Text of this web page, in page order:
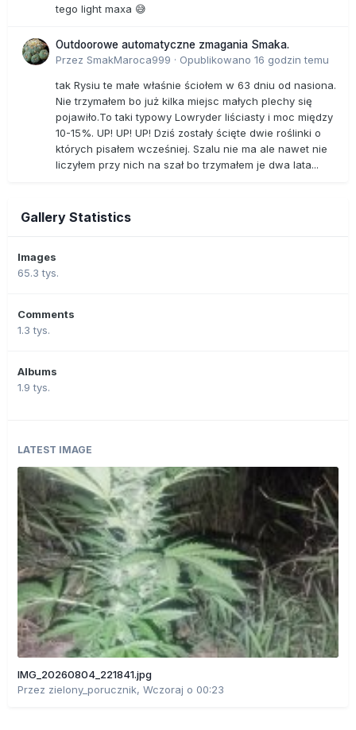
tego light maxa 😅
Outdoorowe automatyczne zmagania Smaka.
Przez SmakMaroca999 · Opublikowano 16 godzin temu
tak Rysiu te małe właśnie ściołem w 63 dniu od nasiona.
Nie trzymałem bo już kilka miejsc małych plechy się
pojawiło.To taki typowy Lowryder liściasty i moc między
10-15%. UP! UP! UP! Dziś zostały ścięte dwie roślinki o
których pisałem wcześniej. Szalu nie ma ale nawet nie
liczyłem przy nich na szał bo trzymałem je dwa lata...
Gallery Statistics
Images
65.3 tys.
Comments
1.3 tys.
Albums
1.9 tys.
LATEST IMAGE
IMG_20260804_221841.jpg
Przez zielony_porucznik, Wczoraj o 00:23